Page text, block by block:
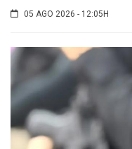
05 AGO 2026 - 12:05H